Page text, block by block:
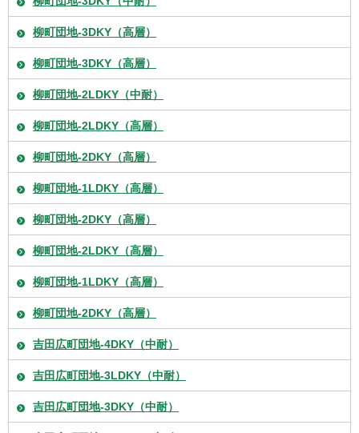
柳町団地-3DKY（高層）
柳町団地-3DKY（高層）
柳町団地-2LDKY（中耐）
柳町団地-2LDKY（高層）
柳町団地-2DKY（高層）
柳町団地-1LDKY（高層）
柳町団地-2DKY（高層）
柳町団地-2LDKY（高層）
柳町団地-1LDKY（高層）
柳町団地-2DKY（高層）
吉田広町団地-4DKY（中耐）
吉田広町団地-3LDKY（中耐）
吉田広町団地-3DKY（中耐）